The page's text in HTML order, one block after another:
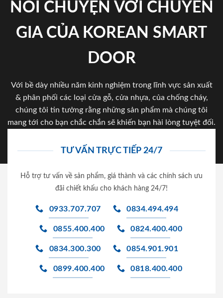
NÓI CHUYỆN VỚI CHUYÊN
GIA CỦA KOREAN SMART
DOOR
Với bề dày nhiều năm kinh nghiệm trong lĩnh vực sản xuất
& phân phối các loại cửa gỗ, cửa nhựa, của chống cháy,
chúng tôi tin tưởng rằng những sản phẩm mà chúng tôi
mang tới cho bạn chắc chắn sẽ khiến bạn hài lòng tuyệt đối.
TƯ VẤN TRỰC TIẾP 24/7
Hỗ trợ tư vấn về sản phẩm, giá thành và các chính sách ưu
đãi chiết khấu cho khách hàng 24/7!
0933.707.707 0834.494.494
0855.400.400 0824.400.400
0834.300.300 0854.901.901
0899.400.400 0818.400.400